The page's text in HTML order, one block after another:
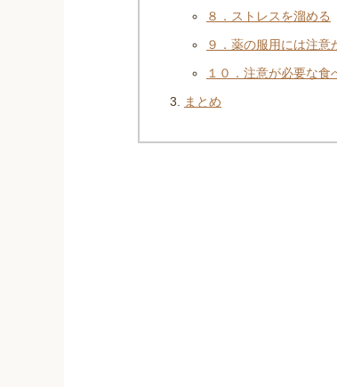
８．ストレスを溜める
９．薬の服用には注意
１０．注意が必要な食
まとめ